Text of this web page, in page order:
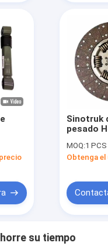
Sinotruk
pesado
embrague
MOQ:1 PCS
Obtenga
su tiempo